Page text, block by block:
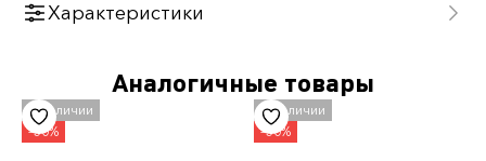
Характеристики
Корпус для Apple Watch
Бренд
Аналогичные товары